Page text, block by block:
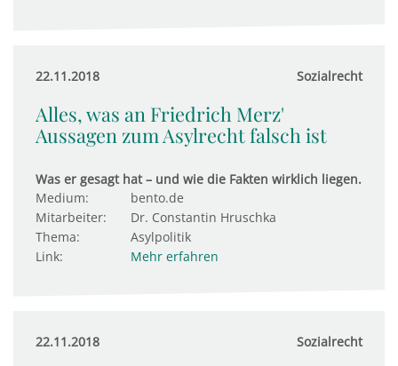
22.11.2018 Sozialrecht
Alles, was an Friedrich Merz'
Aussagen zum Asylrecht falsch ist
Was er gesagt hat – und wie die Fakten wirklich liegen.
Medium:
bento.de
Mitarbeiter:
Dr. Constantin Hruschka
Thema:
Asylpolitik
Link:
Mehr erfahren
22.11.2018 Sozialrecht